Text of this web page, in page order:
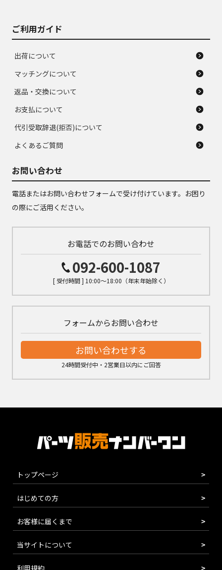
ご利用ガイド
出荷について
マッチングについて
返品・交換について
お支払について
代引受取辞退(拒否)について
よくあるご質問
お問い合わせ
電話またはお問い合わせフォームで受け付けています。お困り
の際にご活用ください。
お電話でのお問い合わせ
092-600-1087
[ 受付時間 ] 10:00～18:00（年末年始除く）
フォームからお問い合わせ
お問い合わせする
24時間受付中・2営業日以内にご回答
トップページ
はじめての方
お客様に届くまで
当サイトについて